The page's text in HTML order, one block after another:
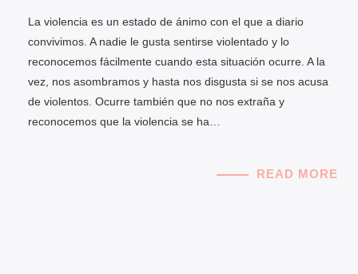
La violencia es un estado de ánimo con el que a diario
convivimos. A nadie le gusta sentirse violentado y lo
reconocemos fácilmente cuando esta situación ocurre. A la
vez, nos asombramos y hasta nos disgusta si se nos acusa
de violentos. Ocurre también que no nos extraña y
reconocemos que la violencia se ha…
READ MORE